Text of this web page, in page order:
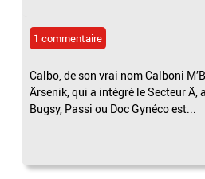
1 commentaire
Calbo, de son vrai nom Calboni
Ärsenik, qui a intégré le Secteur Ä,
Bugsy, Passi ou Doc Gynéco est...